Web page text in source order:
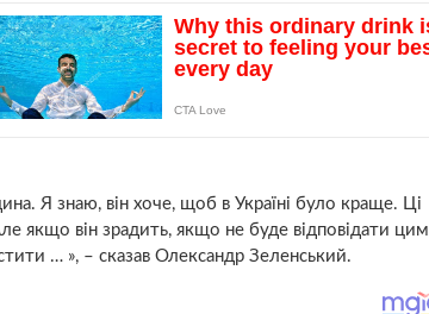
Я знаю, він хоче, щоб в Україні було краще. Ці
якщо він зрадить, якщо не буде відповідати цим
… », – сказав Олександр Зеленський.